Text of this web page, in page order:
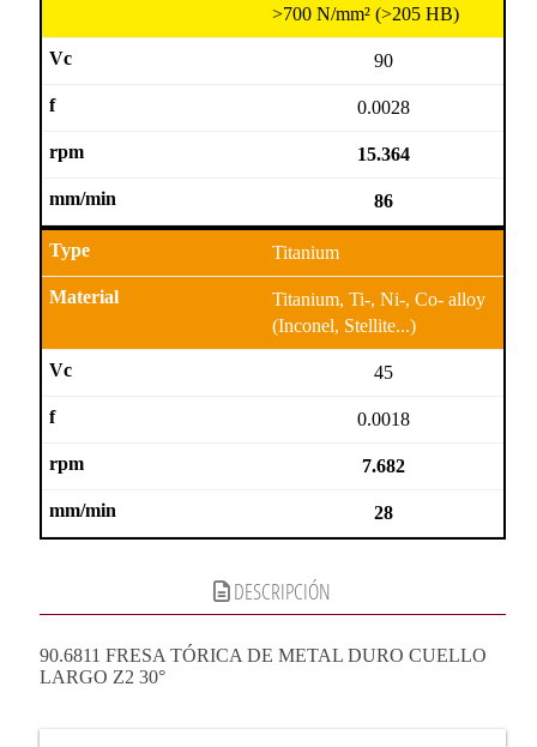
>700 N/mm² (>205 HB)
90
0.0028
15.364
86
Titanium
Titanium, Ti-, Ni-, Co- alloy
(Inconel, Stellite...)
45
0.0018
7.682
28
DESCRIPCIÓN
90.6811 FRESA TÓRICA DE METAL DURO CUELLO
LARGO Z2 30°